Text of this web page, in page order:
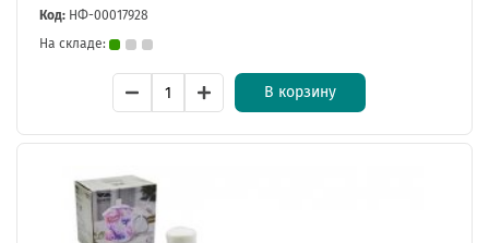
Код: НФ-00017928
На складе:
В корзину